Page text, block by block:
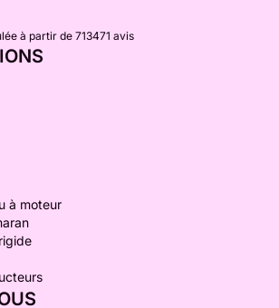
à partir de 713471 avis
à moteur